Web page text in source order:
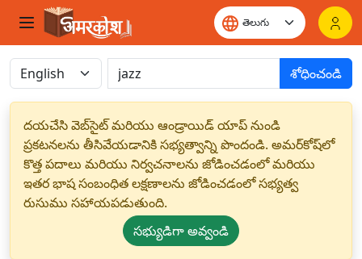
శోధించండి
దయచేసి వెబ్‌సైట్ మరియు ఆండ్రాయిడ్ యాప్ నుండి
ప్రకటనలను తీసివేయడానికి సభ్యత్వాన్ని పొందండి. అమర్‌కోష్‌లో
కొత్త పదాలు మరియు నిర్వచనాలను జోడించడంలో మరియు
ఇతర భాష సంబంధిత లక్షణాలను జోడించడంలో సభ్యత్వ
రుసుము సహాయపడుతుంది.
సభ్యుడిగా అవ్వండి